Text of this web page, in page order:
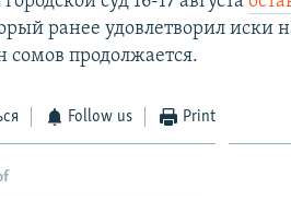
ранее удовлетворил иски
сомов продолжается.
Follow us Print